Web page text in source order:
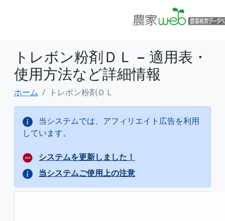
トレボン粉剤ＤＬ − 適用表・
使用方法など詳細情報
ホーム トレボン粉剤ＤＬ
当システムでは、アフィリエイト広告を利用
しています。
システムを更新しました！
当システムご使用上の注意